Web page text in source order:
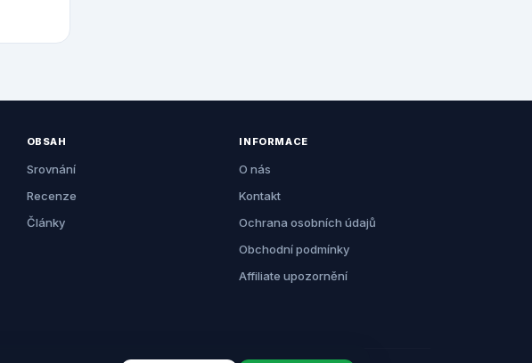
OBSAH
Srovnání
Recenze
Články
INFORMACE
O nás
Kontakt
Ochrana osobních údajů
Obchodní podmínky
Affiliate upozornění